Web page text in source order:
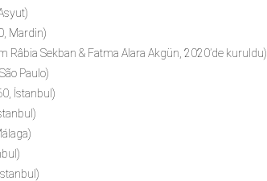
Mardin)
Râbia Sekban & Fatma Alara Akgün, 2020’de kuruldu)
Paulo)
İstanbul)